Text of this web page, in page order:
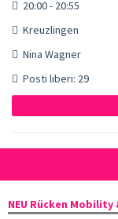
20:00 - 20:55
Kreuzlingen
Nina Wagner
Posti liberi: 29
NEU Rücken